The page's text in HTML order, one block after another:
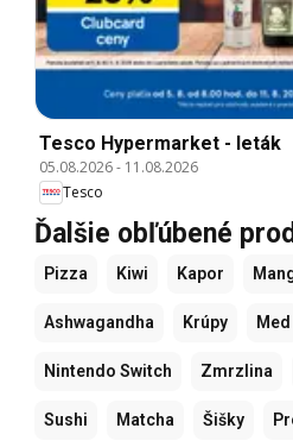
Tesco Hypermarket - leták
05.08.2026- 11.08.2026
Tesco
Ďalšie obľúbené
Pizza Kiwi Kapor
Ashwagandha Krúpy Med
Nintendo Switch Zmrzlina
Sushi Matcha Šišky